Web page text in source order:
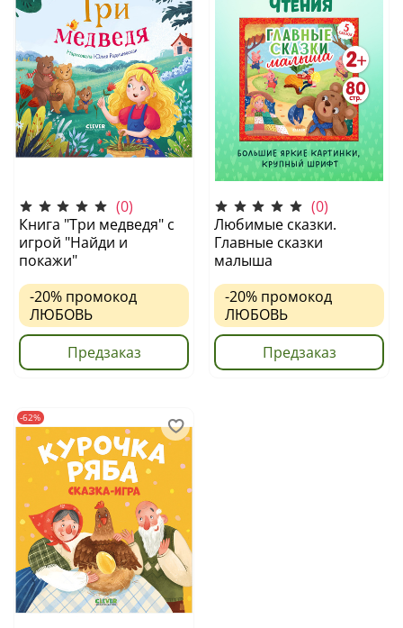
(0)
Книга "Три медведя" с
игрой "Найди и
покажи"
-20% промокод
ЛЮБОВЬ
Предзаказ
(0)
Любимые сказки.
Главные сказки
малыша
-20% промокод
ЛЮБОВЬ
Предзаказ
-62%